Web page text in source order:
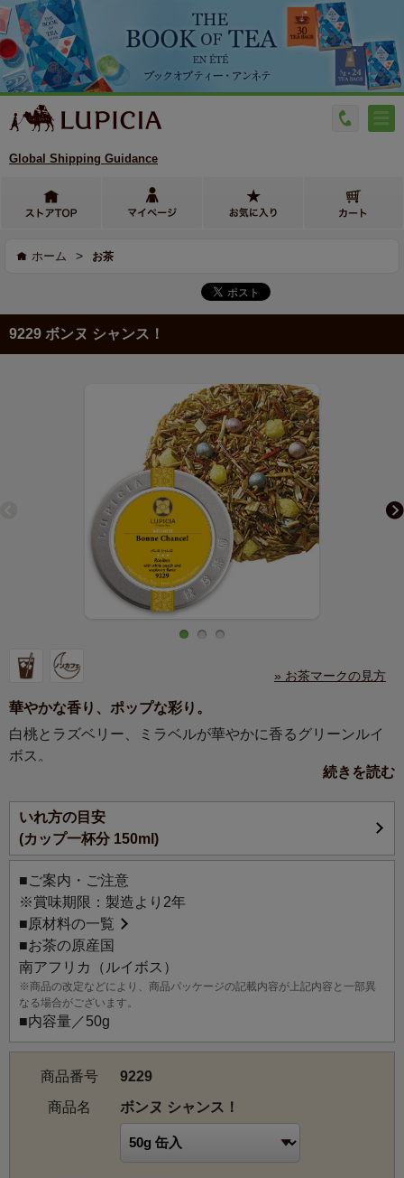
Global Shipping Guidance
ホーム > お茶
9229 ボンヌ シャンス！
» お茶マークの見方
華やかな香り、ポップな彩り。
白桃とラズベリー、ミラベルが華やかに香るグリーンルイ
ボス。
ピンクとパープルのアラザン、黄色いあられが、ポップに
可愛らしくお茶を彩ります。
相手にも自分にも贈れるようなエール、幸運を呼び込むよ
う願いを込めて
『Bonne Chance !（フランス語で「グッドラック！幸運
を！」という意味）』と名付けられました。
ホットはもちろん、アイスティーでもおいしくお召し上が
りいただけます。
お子様やカフェインを控えたい方、お休み前などにもおす
すめです。
続きを読む
いれ方の目安
(カップ一杯分 150ml)
■ご案内・ご注意
※賞味期限：製造より2年
■原材料の一覧
■お茶の原産国
南アフリカ（ルイボス）
※商品の改定などにより、商品パッケージの記載内容が上記内容と一部異
なる場合がございます。
■内容量／50g
商品番号
9229
商品名
ボンヌ シャンス！